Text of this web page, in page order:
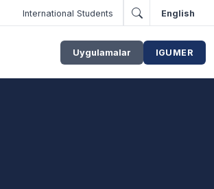
International Students English
Uygulamalar IGUMER